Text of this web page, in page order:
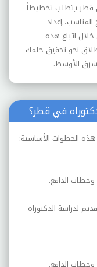
قطر يتطلب تخطيطاً
إعداد
اتباع هذه
نحو تحقيق حلمك
الأوسط.
في قطر؟
هذه الخطوات الأساسية:
وخطاب الدافع.
لدراسة الدكتوراه